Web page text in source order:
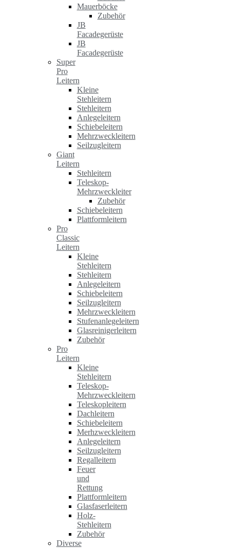
Mauerböcke
Zubehör
JB
Facadegerüste
JB
Facadegerüste
Super
Pro
Leitern
Kleine
Stehleitern
Stehleitern
Anlegeleitern
Schiebeleitern
Mehrzweckleitern
Seilzugleitern
Giant
Leitern
Stehleitern
Teleskop-
Mehrzweckleiter
Zubehör
Schiebeleitern
Plattformleitern
Pro
Classic
Leitern
Kleine
Stehleitern
Stehleitern
Anlegeleitern
Schiebeleitern
Seilzugleitern
Mehrzweckleitern
Stufenanlegeleitern
Glasreinigerleitern
Zubehör
Pro
Leitern
Kleine
Stehleitern
Teleskop-
Mehrzweckleitern
Teleskopleitern
Dachleitern
Schiebeleitern
Merhzweckleitern
Anlegeleitern
Seilzugleitern
Regalleitern
Feuer
und
Rettung
Plattformleitern
Glasfaserleitern
Holz-
Stehleitern
Zubehör
Diverse